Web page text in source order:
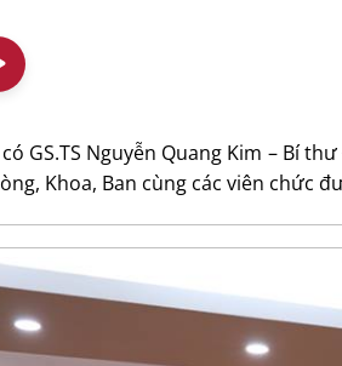
GS.TS Nguyễn Quang Kim – Bí
Khoa, Ban cùng các viên chức